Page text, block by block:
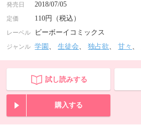
発売日 2018/07/05
定価 110円（税込）
レーベル ビーボーイコミックス
ジャンル 学園 、生徒会、独占欲、甘々 、
試し読みする
購入する